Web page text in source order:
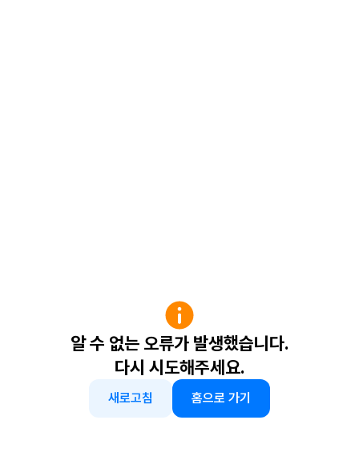
알 수 없는 오류가 발생했습니다.
다시 시도해주세요.
새로고침 홈으로 가기